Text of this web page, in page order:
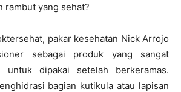
rambut yang sehat?
pakar kesehatan Nick Arrojo
sebagai produk yang sangat
untuk dipakai setelah berkeramas.
bagian kutikula atau lapisan